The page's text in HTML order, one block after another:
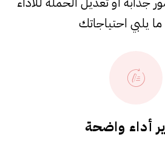
ما يلبي احتياجاتك
أداء واضحة